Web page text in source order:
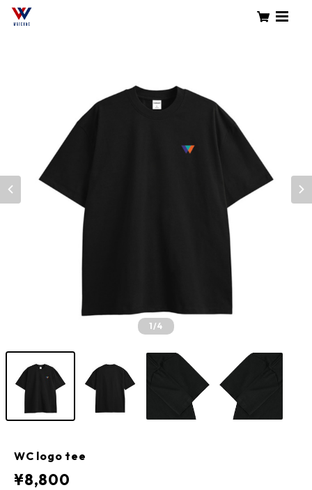
1/4
WC logo tee
¥8,800